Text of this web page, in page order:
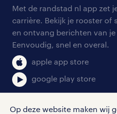
Op deze website maken wij
personeel gezocht
aanmelden nieuwsbrief
blogs en artikelen
salarischecker
bruto-netto calculator
onze vestigingen
pers
klachten en misstanden
Met de randstad nl app zet
carrière. Bekijk je rooster of
en ontvang berichten van
Eenvoudig, snel en overal.
apple app store
google play store